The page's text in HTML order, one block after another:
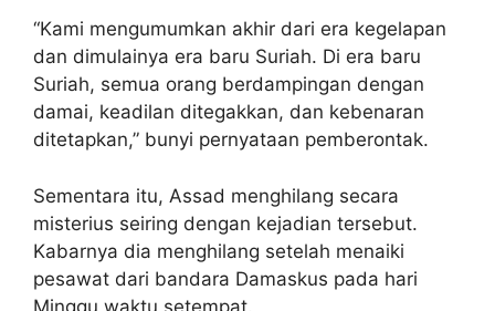
“Kami mengumumkan akhir dari era kegelapan
dan dimulainya era baru Suriah. Di era baru
Suriah, semua orang berdampingan dengan
damai, keadilan ditegakkan, dan kebenaran
ditetapkan,” bunyi pernyataan pemberontak.
Sementara itu, Assad menghilang secara
misterius seiring dengan kejadian tersebut.
Kabarnya dia menghilang setelah menaiki
pesawat dari bandara Damaskus pada hari
Minggu waktu setempat.